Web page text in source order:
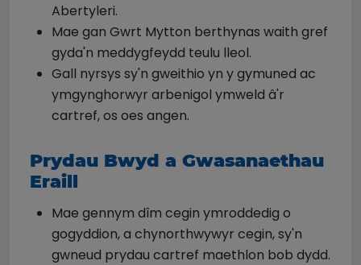
Abertyleri.
Mae gan Gwrt Mytton berthynas waith gref
gyda'n meddygfeydd teulu lleol.
Gall nyrsys sy'n gweithio yn y gymuned ac
ymgynghorwyr arbenigol ymweld â'r
cartref, os oes angen.
Prydau Bwyd a Gwasanaethau
Eraill
Mae gennym dîm cegin ymroddedig o
gogyddion, a chynorthwywyr cegin, sy'n
gwneud prydau cartref maethlon bob dydd.